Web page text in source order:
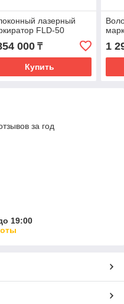
лазерный
FLD-50
000₸
Купить
1
за год
19:00